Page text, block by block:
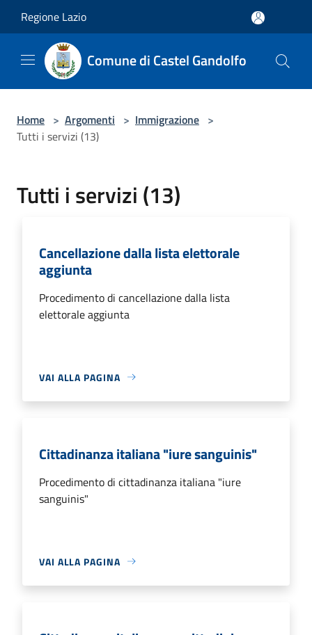
Regione Lazio
Comune di Castel Gandolfo
Home > Argomenti > Immigrazione >
Tutti i servizi (13)
Tutti i servizi (13)
Cancellazione dalla lista elettorale
aggiunta
Procedimento di cancellazione dalla lista
elettorale aggiunta
VAI ALLA PAGINA
Cittadinanza italiana "iure sanguinis"
Procedimento di cittadinanza italiana "iure
sanguinis"
VAI ALLA PAGINA